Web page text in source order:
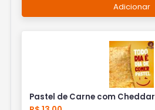
Adicionar
Pastel de Carne com Cheddar